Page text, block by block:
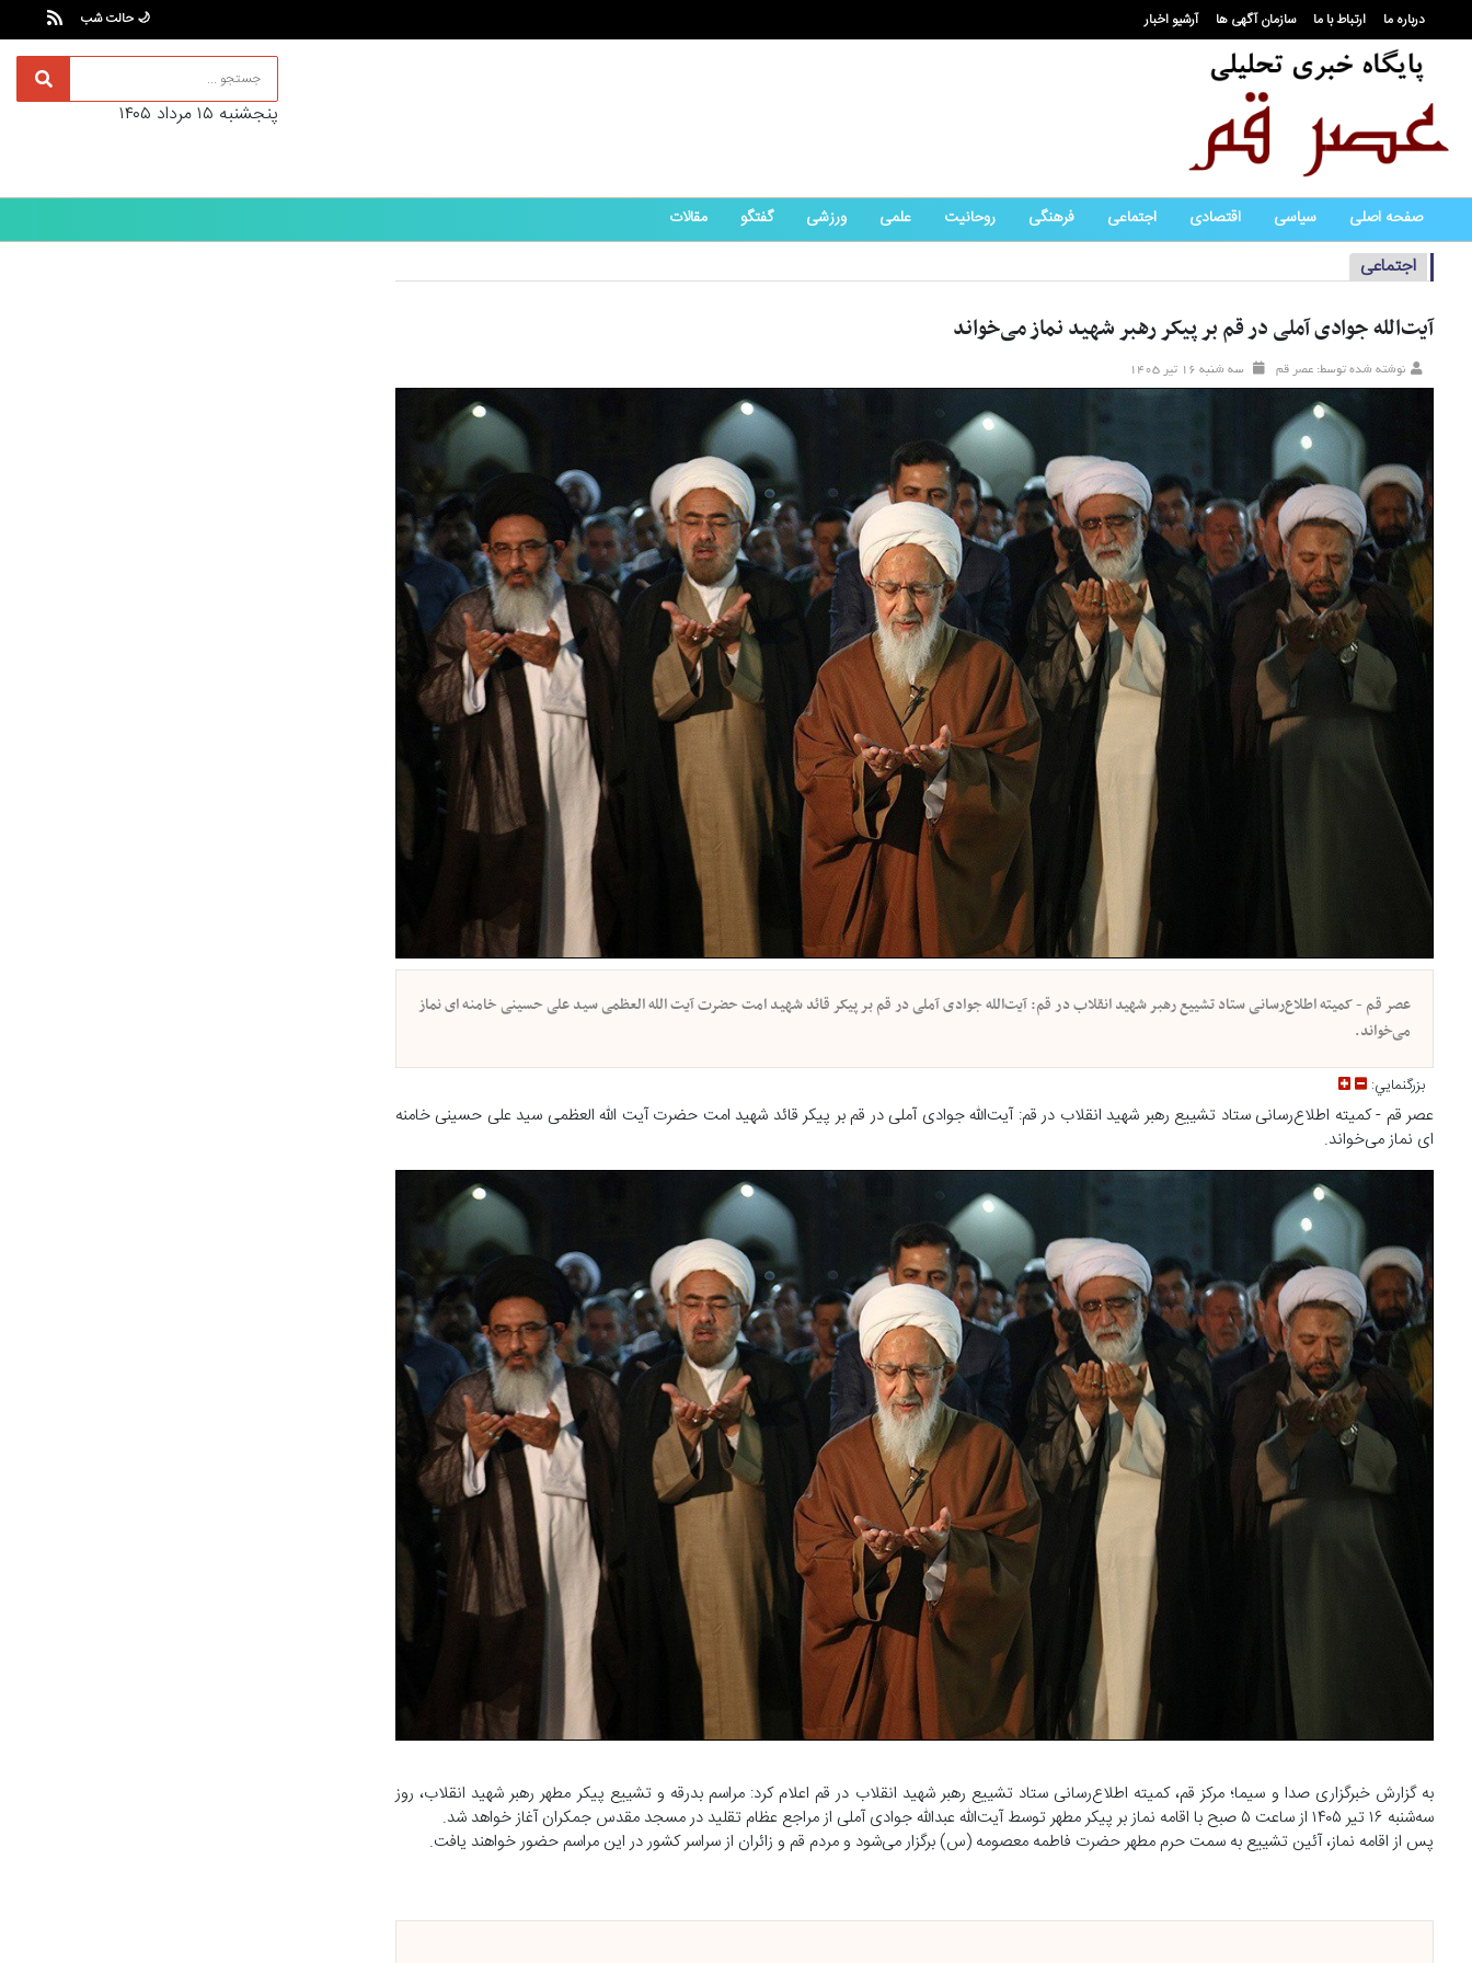
درباره ما ارتباط با ما سازمان آگهی ها آرشیو اخبار 🌙 حالت شب
پنجشنبه ۱۵ مرداد ۱۴۰۵
صفحه اصلی سیاسی اقتصادی اجتماعی فرهنگی روحانیت علمی ورزشی گفتگو مقالات
اجتماعی
آیت‌الله جوادی آملی در قم بر پیکر رهبر شهید نماز می‌خواند
نوشته شده توسط: عصر قم سه شنبه ۱۶ تير ۱۴۰۵
عصر قم - کمیته اطلاع‌رسانی ستاد تشییع رهبر شهید انقلاب در قم: آیت‌الله جوادی آملی در قم بر پیکر قائد شهید امت حضرت آیت الله العظمی سید علی حسینی خامنه ای نماز
می‌خواند.
بزرگنمايي:
عصر قم - کمیته اطلاع‌رسانی ستاد تشییع رهبر شهید انقلاب در قم: آیت‌الله جوادی آملی در قم بر پیکر قائد شهید امت حضرت آیت الله العظمی سید علی حسینی خامنه
ای نماز می‌خواند.
به گزارش خبرگزاری صدا و سیما؛ مرکز قم، کمیته اطلاع‌رسانی ستاد تشییع رهبر شهید انقلاب در قم اعلام کرد: مراسم بدرقه و تشییع پیکر مطهر رهبر شهید انقلاب، روز
سه‌شنبه ۱۶ تیر ۱۴۰۵ از ساعت ۵ صبح با اقامه نماز بر پیکر مطهر توسط آیت‌الله عبدالله جوادی آملی از مراجع عظام تقلید در مسجد مقدس جمکران آغاز خواهد شد.
پس از اقامه نماز، آئین تشییع به سمت حرم مطهر حضرت فاطمه معصومه (س) برگزار می‌شود و مردم قم و زائران از سراسر کشور در این مراسم حضور خواهند یافت.